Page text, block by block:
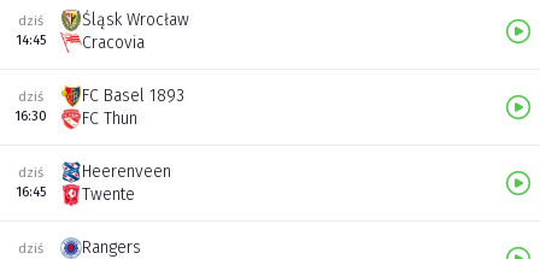
dziś
14:45
Śląsk Wrocław
Cracovia
dziś
16:30
FC Basel 1893
FC Thun
dziś
16:45
Heerenveen
Twente
dziś
Rangers